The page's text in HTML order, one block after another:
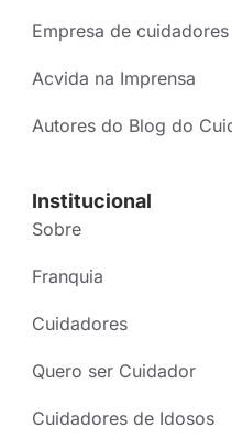
Empresa de
Acvida na Imprensa
Autores do Blog do
Institucional
Sobre
Franquia
Cuidadores
Quero ser Cuidador
Cuidadores de Idosos